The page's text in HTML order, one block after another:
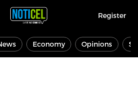
Register
Economy Opinions